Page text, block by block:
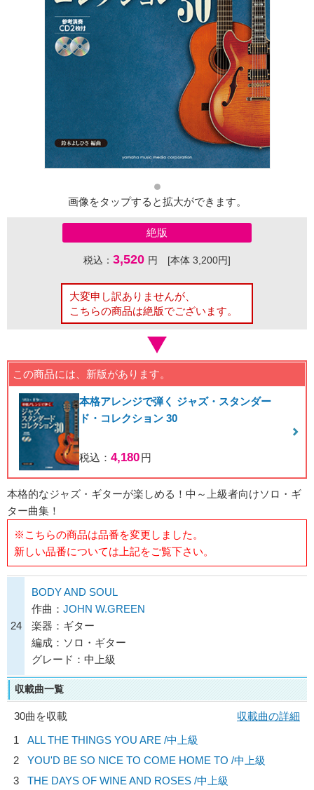
画像をタップすると拡大ができます。
絶版
税込： 3,520 円 [本体 3,200円]
大変申し訳ありませんが、
こちらの商品は絶版でございます。
この商品には、新版があります。
本格アレンジで弾く ジャズ・スタンダー
ド・コレクション 30
税込： 4,180円
本格的なジャズ・ギターが楽しめる！中～上級者向けソロ・ギ
ター曲集！
※こちらの商品は品番を変更しました。
新しい品番については上記をご覧下さい。
24
BODY AND SOUL
作曲： JOHN W.GREEN
楽器：ギター
編成：ソロ・ギター
グレード：中上級
収載曲一覧
30曲を収載
収載曲の詳細
1
ALL THE THINGS YOU ARE /中上級
2
YOU'D BE SO NICE TO COME HOME TO /中上級
3
THE DAYS OF WINE AND ROSES /中上級